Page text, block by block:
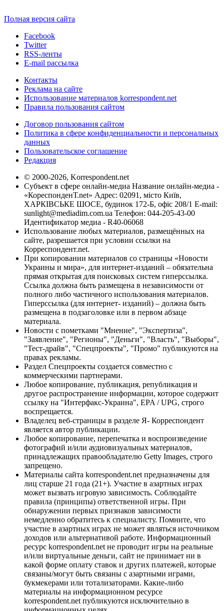
Полная версия сайта
Facebook
Twitter
RSS-ленты
E-mail рассылка
Контакты
Реклама на сайте
Использование материалов korrespondent.net
Правила пользования сайтом
Договор пользования сайтом
Политика в сфере конфиденциальности и персональных
данных
Пользовательское соглашение
Редакция
© 2000-2026, Korrespondent.net
Субъект в сфере онлайн-медиа Название онлайн-медиа -
«КореспонденТ.net» Адрес: 02091, місто Київ,
ХАРКІВСЬКЕ ШОСЕ, будинок 172-Б, офіс 208/1 E-mail:
sunlight@mediadim.com.ua Телефон: 044-205-43-00
Идентификатор медиа - R40-06068
Использование любых материалов, размещённых на
сайте, разрешается при условии ссылки на
Корреспондент.net.
При копировании материалов со страницы «Новости
Украины и мира», для интернет-изданий – обязательна
прямая открытая для поисковых систем гиперссылка.
Ссылка должна быть размещена в независимости от
полного либо частичного использования материалов.
Гиперссылка (для интернет- изданий) – должна быть
размещена в подзаголовке или в первом абзаце
материала.
Новости с пометками "Мнение", "Экспертиза",
"Заявление", "Регионы", "Деньги", "Власть", "Выборы",
"Тест-драйв", "Спецпроекты", "Промо" публикуются на
правах рекламы.
Раздел Спецпроекты создается совместно с
коммерческими партнерами.
Любое копирование, публикация, републикация и
другое распространение информации, которое содержит
ссылку на "Интерфакс-Украина", EPA / UPG, строго
воспрещается.
Владелец веб-страницы в разделе Я- Корреспондент
является автор публикации.
Любое копирование, перепечатка и воспроизведение
фотографий и/или аудиовизуальных материалов,
принадлежащих правообладателю Getty Images, строго
запрещено.
Материалы сайта korrespondent.net предназначены для
лиц старше 21 года (21+). Участие в азартных играх
может вызвать игровую зависимость. Соблюдайте
правила (принципы) ответственной игры. При
обнаружении первых признаков зависимости
немедленно обратитесь к специалисту. Помните, что
участие в азартных играх не может являться источником
доходов или альтернативой работе. Информационный
ресурс korrespondent.net не проводит игры на реальные
и/или виртуальные деньги, сайт не принимает ни в
какой форме оплату ставок и других платежей, которые
связаны/могут быть связаны с азартными играми,
букмекерами или тотализаторами. Какие-либо
материалы на информационном ресурсе
korrespondent.net публикуются исключительно в